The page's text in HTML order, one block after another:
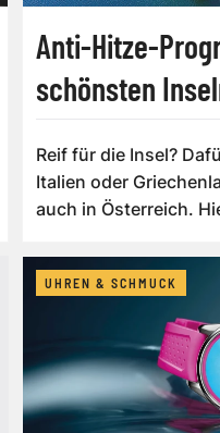
Anti-Hitze-
schönsten
Reif für die Insel?
Italien oder
auch in Österreich.
UHREN & SCHMUCK